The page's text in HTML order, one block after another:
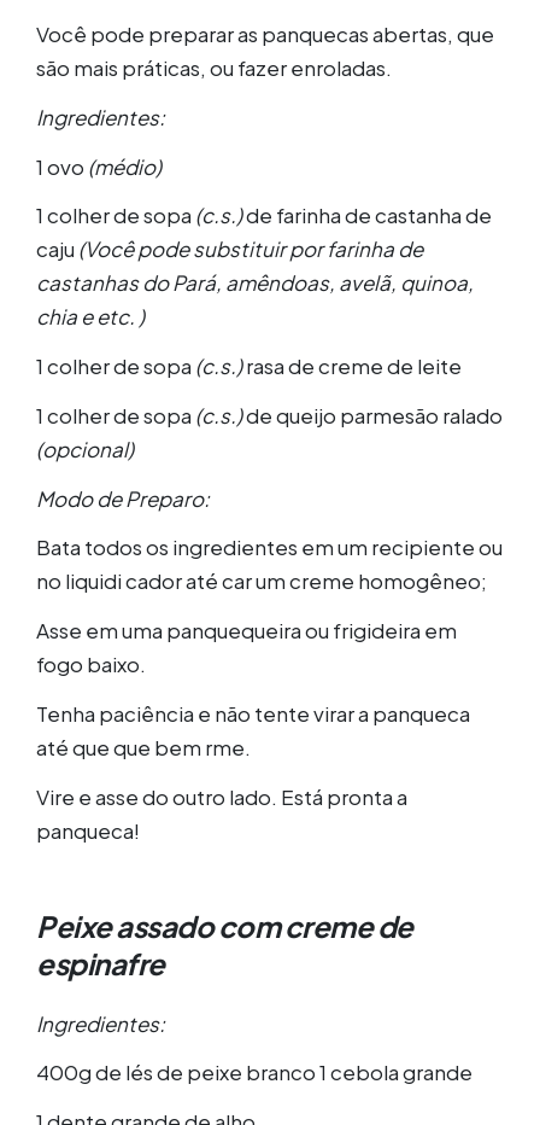
Você pode preparar as panquecas abertas, que
são mais práticas, ou fazer enroladas.
Ingredientes:
1 ovo (médio)
1 colher de sopa (c.s.)de farinha de castanha de
caju (Você pode substituir por farinha de
castanhas do Pará, amêndoas, avelã, quinoa,
chia e etc. )
1 colher de sopa (c.s.)rasa de creme de leite
1 colher de sopa (c.s.)de queijo parmesão ralado
(opcional)
Modo de Preparo:
Bata todos os ingredientes em um recipiente ou
no liquidi cador até car um creme homogêneo;
Asse em uma panquequeira ou frigideira em
fogo baixo.
Tenha paciência e não tente virar a panqueca
até que que bem rme.
Vire e asse do outro lado. Está pronta a
panqueca!
Peixe assado com creme de
espinafre
Ingredientes:
400g de lés de peixe branco 1 cebola grande